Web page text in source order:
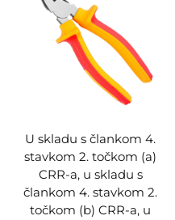
U skladu s člankom 4.
stavkom 2. točkom (a)
CRR-a, u skladu s
člankom 4. stavkom 2.
točkom (b) CRR-a, u